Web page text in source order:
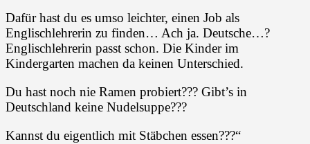
Dafür hast du es umso leichter, einen Job als
Englischlehrerin zu finden… Ach ja. Deutsche…?
Englischlehrerin passt schon. Die Kinder im
Kindergarten machen da keinen Unterschied.
Du hast noch nie Ramen probiert??? Gibt’s in
Deutschland keine Nudelsuppe???
Kannst du eigentlich mit Stäbchen essen???“